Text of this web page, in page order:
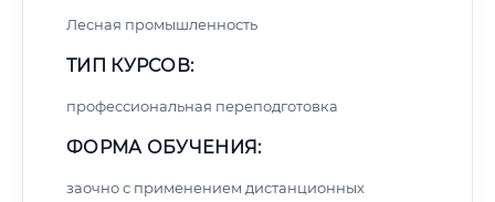
Лесная промышленность
ТИП КУРСОВ:
профессиональная переподготовка
ФОРМА ОБУЧЕНИЯ:
заочно с применением дистанционных